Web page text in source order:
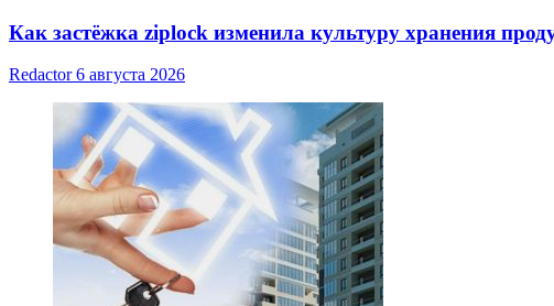
Как застёжка ziplock изменила культуру хранения
Redactor6 августа 2026